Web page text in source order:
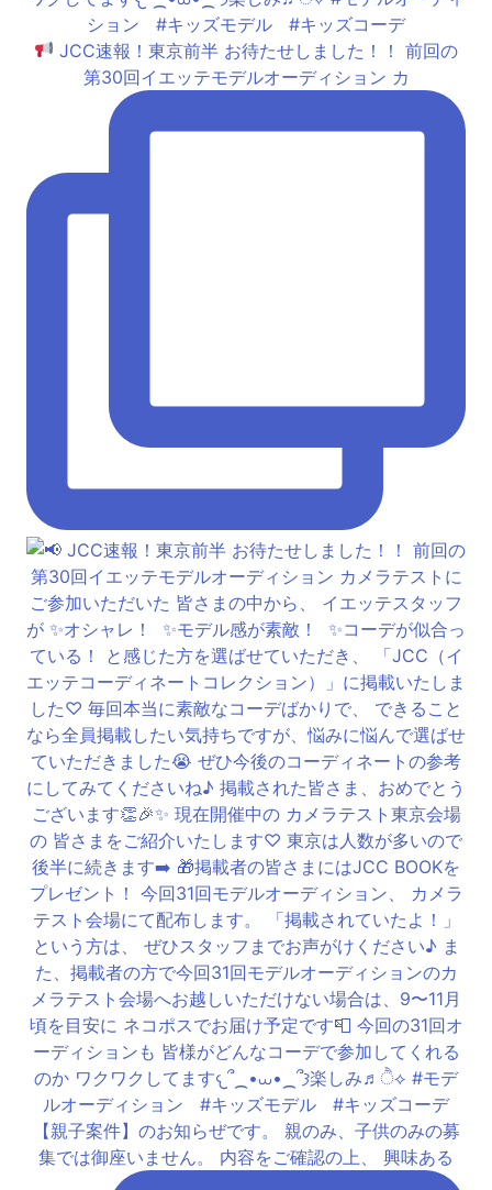
JCC速報！東京前半 お待たせしました！！ 前回の
第30回イエッテモデルオーディション カ
【親子案件】のお知らぜです。 親のみ、子供のみの募
集では御座いません。 内容をご確認の上、 興味ある